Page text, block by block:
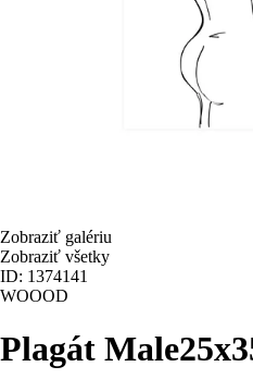
Zobraziť galériu
Zobraziť všetky
ID: 1374141
WOOOD
Plagát Male